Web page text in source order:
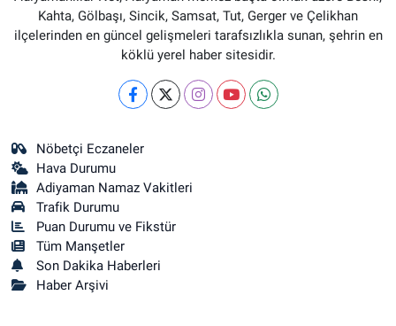
Kahta, Gölbaşı, Sincik, Samsat, Tut, Gerger ve Çelikhan
ilçelerinden en güncel gelişmeleri tarafsızlıkla sunan, şehrin en
köklü yerel haber sitesidir.
Nöbetçi Eczaneler
Hava Durumu
Adiyaman Namaz Vakitleri
Trafik Durumu
Puan Durumu ve Fikstür
Tüm Manşetler
Son Dakika Haberleri
Haber Arşivi